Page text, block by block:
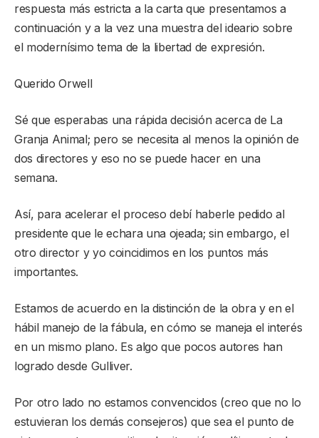
respuesta más estricta a la carta que presentamos a
continuación y a la vez una muestra del ideario sobre
el modernísimo tema de la libertad de expresión.
Querido Orwell
Sé que esperabas una rápida decisión acerca de La
Granja Animal; pero se necesita al menos la opinión de
dos directores y eso no se puede hacer en una
semana.
Así, para acelerar el proceso debí haberle pedido al
presidente que le echara una ojeada; sin embargo, el
otro director y yo coincidimos en los puntos más
importantes.
Estamos de acuerdo en la distinción de la obra y en el
hábil manejo de la fábula, en cómo se maneja el interés
en un mismo plano. Es algo que pocos autores han
logrado desde Gulliver.
Por otro lado no estamos convencidos (creo que no lo
estuvieran los demás consejeros) que sea el punto de